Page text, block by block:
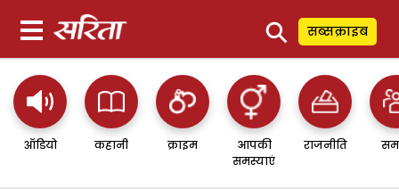
⚲ सब्सक्राइब
ऑडियो कहानी क्राइम
आपकी
समस्याएं
राजनीति